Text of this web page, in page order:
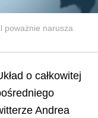
poważnie narusza
o całkowitej
Andrea